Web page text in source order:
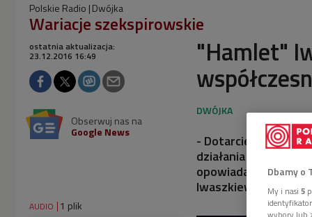
Polskie Radio Dwójka
Wariacje szekspirowskie
"Hamlet"
ostatnia aktualizacja:
23.12.2016 16:49
Obserwuj nas na
Google News
- Dotarcie do tego
działania
opowiadała Anna
AUDIO 1 plik
Dbamy o
My i nasi 5
wybory lub